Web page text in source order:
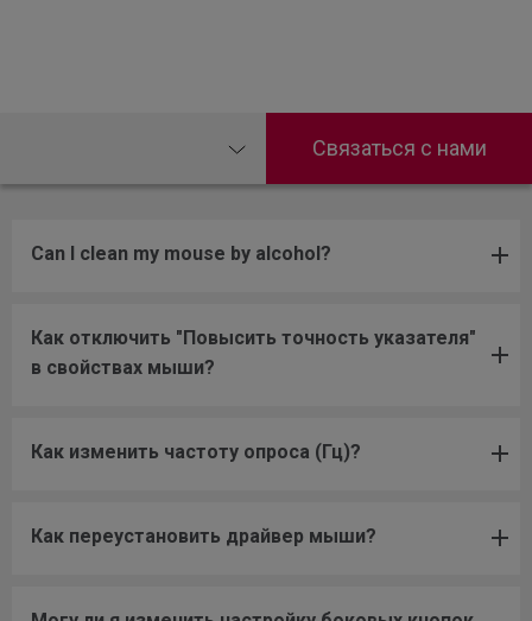
Связаться с нами
Can I clean my mouse by alcohol?
Как отключить "Повысить точность указателя"
в свойствах мыши?
Как изменить частоту опроса (Гц)?
Как переустановить драйвер мыши?